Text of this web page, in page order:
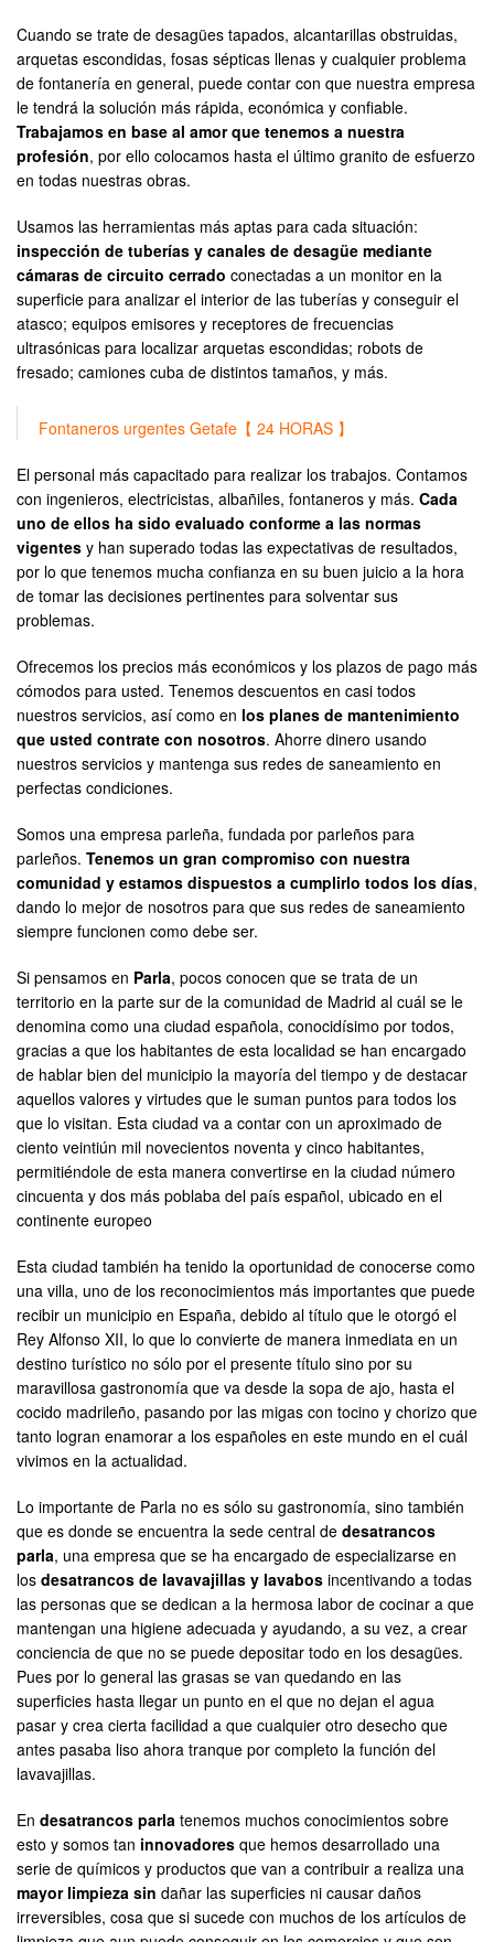
Cuando se trate de desagües tapados, alcantarillas obstruidas,
arquetas escondidas, fosas sépticas llenas y cualquier problema
de fontanería en general, puede contar con que nuestra empresa
le tendrá la solución más rápida, económica y confiable.
Trabajamos en base al amor que tenemos a nuestra
profesión, por ello colocamos hasta el último granito de esfuerzo
en todas nuestras obras.
Usamos las herramientas más aptas para cada situación:
inspección de tuberías y canales de desagüe mediante
cámaras de circuito cerrado conectadas a un monitor en la
superficie para analizar el interior de las tuberías y conseguir el
atasco; equipos emisores y receptores de frecuencias
ultrasónicas para localizar arquetas escondidas; robots de
fresado; camiones cuba de distintos tamaños, y más.
Fontaneros urgentes Getafe【 24 HORAS 】
El personal más capacitado para realizar los trabajos. Contamos
con ingenieros, electricistas, albañiles, fontaneros y más. Cada
uno de ellos ha sido evaluado conforme a las normas
vigentes y han superado todas las expectativas de resultados,
por lo que tenemos mucha confianza en su buen juicio a la hora
de tomar las decisiones pertinentes para solventar sus
problemas.
Ofrecemos los precios más económicos y los plazos de pago más
cómodos para usted. Tenemos descuentos en casi todos
nuestros servicios, así como en los planes de mantenimiento
que usted contrate con nosotros. Ahorre dinero usando
nuestros servicios y mantenga sus redes de saneamiento en
perfectas condiciones.
Somos una empresa parleña, fundada por parleños para
parleños. Tenemos un gran compromiso con nuestra
comunidad y estamos dispuestos a cumplirlo todos los días,
dando lo mejor de nosotros para que sus redes de saneamiento
siempre funcionen como debe ser.
Si pensamos en Parla, pocos conocen que se trata de un
territorio en la parte sur de la comunidad de Madrid al cuál se le
denomina como una ciudad española, conocidísimo por todos,
gracias a que los habitantes de esta localidad se han encargado
de hablar bien del municipio la mayoría del tiempo y de destacar
aquellos valores y virtudes que le suman puntos para todos los
que lo visitan. Esta ciudad va a contar con un aproximado de
ciento veintiún mil novecientos noventa y cinco habitantes,
permitiéndole de esta manera convertirse en la ciudad número
cincuenta y dos más poblaba del país español, ubicado en el
continente europeo
Esta ciudad también ha tenido la oportunidad de conocerse como
una villa, uno de los reconocimientos más importantes que puede
recibir un municipio en España, debido al título que le otorgó el
Rey Alfonso XII, lo que lo convierte de manera inmediata en un
destino turístico no sólo por el presente título sino por su
maravillosa gastronomía que va desde la sopa de ajo, hasta el
cocido madrileño, pasando por las migas con tocino y chorizo que
tanto logran enamorar a los españoles en este mundo en el cuál
vivimos en la actualidad.
Lo importante de Parla no es sólo su gastronomía, sino también
que es donde se encuentra la sede central de desatrancos
parla, una empresa que se ha encargado de especializarse en
los desatrancos de lavavajillas y lavabos incentivando a todas
las personas que se dedican a la hermosa labor de cocinar a que
mantengan una higiene adecuada y ayudando, a su vez, a crear
conciencia de que no se puede depositar todo en los desagües.
Pues por lo general las grasas se van quedando en las
superficies hasta llegar un punto en el que no dejan el agua
pasar y crea cierta facilidad a que cualquier otro desecho que
antes pasaba liso ahora tranque por completo la función del
lavavajillas.
En desatrancos parla tenemos muchos conocimientos sobre
esto y somos tan innovadores que hemos desarrollado una
serie de químicos y productos que van a contribuir a realiza una
mayor limpieza sin dañar las superficies ni causar daños
irreversibles, cosa que si sucede con muchos de los artículos de